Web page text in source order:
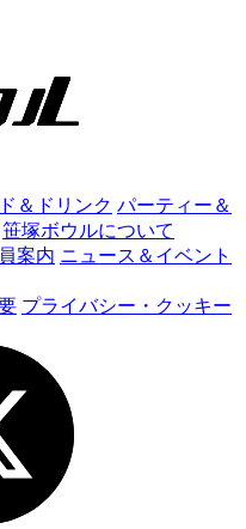
＆ドリンク パーティー＆
笹塚ボウルについて
案内 ニュース＆イベント
プライバシー・クッキー